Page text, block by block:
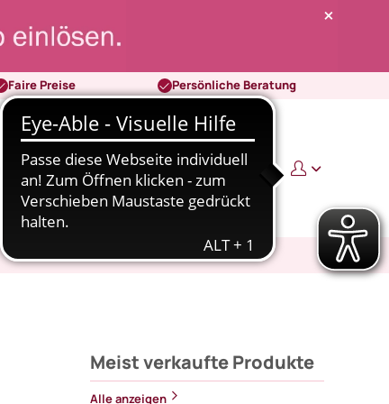
Faire Preise Persönliche Beratung
0 0,00 €
Meist verkaufte Produkte
Alle anzeigen